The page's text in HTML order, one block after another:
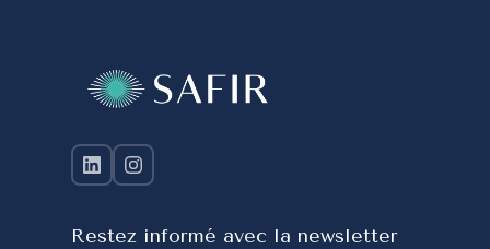
Restez informé avec la newsletter